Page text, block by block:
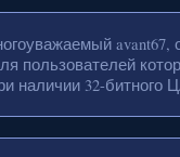
пользователей
наличии 32-битного